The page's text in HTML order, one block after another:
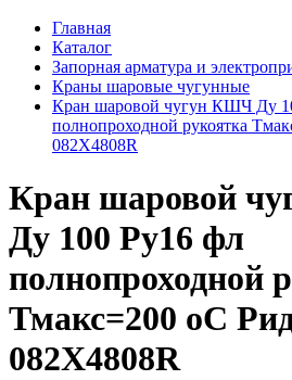
Главная
Каталог
Запорная арматура и
Краны шаровые чугунные
Кран шаровой чугун КШЧ Ду
полнопроходной рукоятка
082X4808R
Кран шаровой
Ду 100 Ру16 фл
полнопроходной
Тмакс=200 оС
082X4808R